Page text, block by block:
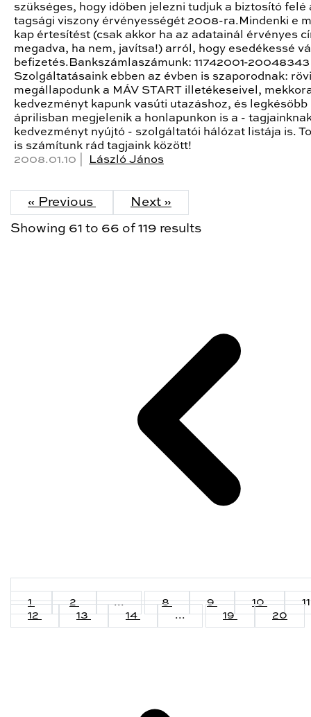
szükséges, hogy időben jelezni tudjuk a biztosító felé
tagsági viszony érvényességét 2008-ra.Mindenki e
kap értesítést (csak akkor ha az adatainál érvényes
megadva, ha nem, javítsa!) arról, hogy esedékessé
befizetés.Bankszámlaszámunk: 11742001-20048343
Szolgáltatásaink ebben az évben is szaporodnak:
megállapodunk a MÁV START illetékeseivel,
kedvezményt kapunk vasúti utazáshoz, és legkésőbb
áprilisban megjelenik a honlapunkon is a -
kedvezményt nyújtó - szolgáltatói hálózat listája is.
is számítunk rád tagjaink között!
2008.01.10 |
László János
« Previous Next »
Showing 61 to 66 of 119 results
1 2 ... 8 9 10
11
12
13 14 ... 19 20